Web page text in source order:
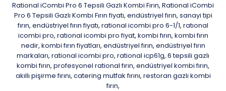
Rational iCombi Pro 6 Tepsili Gazlı Kombi Fırın, Rational iCombi
Pro 6 Tepsili Gazlı Kombi Fırın fiyatı, endüstriyel fırın, sanayi tipi
fırın, endüstriyel fırın fiyatı, rational icombi pro 6-1/1, ratıonal
icombi pro, rational icombi pro fiyat, kombi fırın, kombi fırın
nedir, kombi fırın fiyatları, endüstriyel fırın, endüstriyel fırın
markaları, rational icombi pro, rational icp61g, 6 tepsili gazlı
kombi fırın, profesyonel rational fırın, endüstriyel kombi fırın,
akıllı pişirme fırını, catering mutfak fırını, restoran gazlı kombi
fırın,